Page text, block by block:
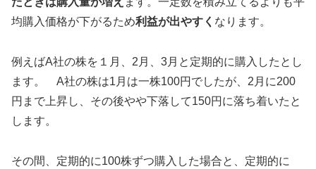
均購入価格が下がるため利益が出やすく なります。
例えばA社の株を１月、2月、3月と定期的に購入したとし
ます。 A社の株は1月は一株100円でしたが、2月に200
円まで上昇し、その後やや下落して150円に落ち着いたと
します。
その間、定期的に100株ずつ購入した場合と、定期的に